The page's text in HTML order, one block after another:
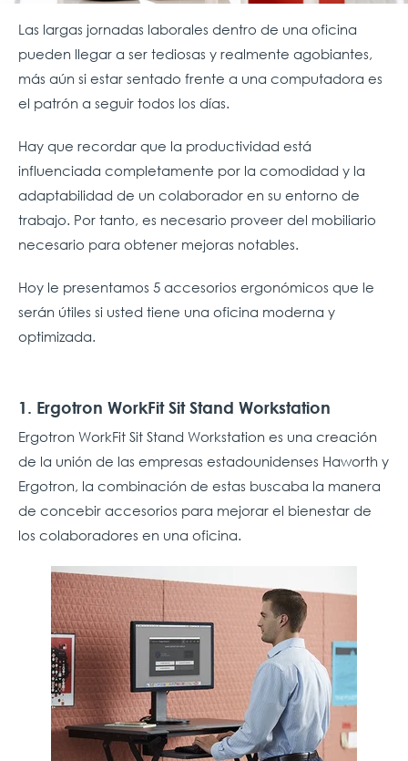
Las largas jornadas laborales dentro de una oficina
pueden llegar a ser tediosas y realmente agobiantes,
más aún si estar sentado frente a una computadora es
el patrón a seguir todos los días.
Hay que recordar que la productividad está
influenciada completamente por la comodidad y la
adaptabilidad de un colaborador en su entorno de
trabajo. Por tanto, es necesario proveer del mobiliario
necesario para obtener mejoras notables.
Hoy le presentamos 5 accesorios ergonómicos que le
serán útiles si usted tiene una oficina moderna y
optimizada.
1. Ergotron WorkFit Sit Stand Workstation
Ergotron WorkFit Sit Stand Workstation es una creación
de la unión de las empresas estadounidenses Haworth y
Ergotron, la combinación de estas buscaba la manera
de concebir accesorios para mejorar el bienestar de
los colaboradores en una oficina.